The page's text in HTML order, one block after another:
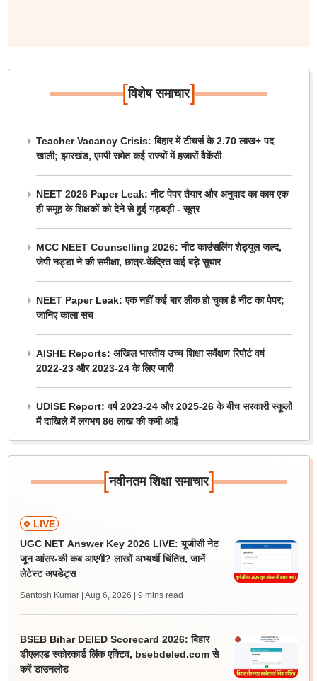
[विशेष समाचार]
Teacher Vacancy Crisis: बिहार में टीचर्स के 2.70 लाख+ पद
खाली; झारखंड, एमपी समेत कई राज्यों में हजारों वैकेंसी
NEET 2026 Paper Leak: नीट पेपर तैयार और अनुवाद का काम एक
ही समूह के शिक्षकों को देने से हुई गड़बड़ी - सूत्र
MCC NEET Counselling 2026: नीट काउंसलिंग शेड्यूल जल्द,
जेपी नड्डा ने की समीक्षा, छात्र-केंद्रित कई बड़े सुधार
NEET Paper Leak: एक नहीं कई बार लीक हो चुका है नीट का पेपर;
जानिए काला सच
AISHE Reports: अखिल भारतीय उच्च शिक्षा सर्वेक्षण रिपोर्ट वर्ष
2022-23 और 2023-24 के लिए जारी
UDISE Report: वर्ष 2023-24 और 2025-26 के बीच सरकारी स्कूलों
में दाखिले में लगभग 86 लाख की कमी आई
[नवीनतम शिक्षा समाचार]
LIVE
UGC NET Answer Key 2026 LIVE: यूजीसी नेट
जून आंसर-की कब आएगी? लाखों अभ्यर्थी चिंतित, जानें
लेटेस्ट अपडेट्स
Santosh Kumar | Aug 6, 2026 | 9 mins read
BSEB Bihar DElED Scorecard 2026: बिहार
डीएलएड स्कोरकार्ड लिंक एक्टिव, bsebdeled.com से
करें डाउनलोड